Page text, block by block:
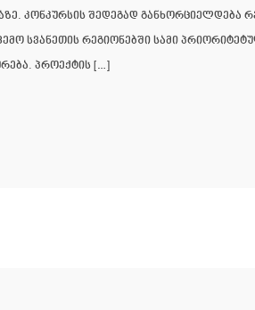
კონკურსის შედეგად განხორციელდება
სვანეთის რეგიონებში სამი
პროექტის […]